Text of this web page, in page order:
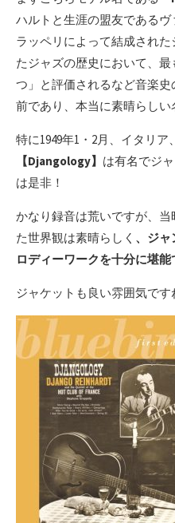
ハルトと生涯の盟友である
ラッペリによって結成され
たジャズの歴史において、
つ」と評価されるなど音楽
前であり、本当に素晴らしい
特に1949年1・2月、イタリ
【Djangology】 は有名でジ
は是非！
かなり録音は荒いですが、
た世界観は素晴らしく 、ジャ
ロディーワークを十分に堪能
ジャケットも良い雰囲気です